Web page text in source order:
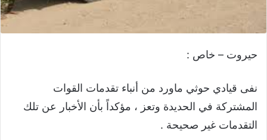
حيروت – خاص :
نفى قيادي حوثي ماورد من أنباء تقدمات القوات
المشتركة في الحديدة وتعز ، مؤكداً بأن الأخبار عن تلك
التقدمات غير صحيحة .